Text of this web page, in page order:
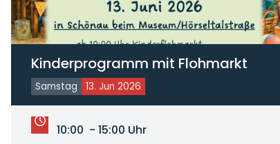
Kinderprogramm mit Flohmarkt
Samstag 13. Jun 2026
10:00 - 15:00 Uhr